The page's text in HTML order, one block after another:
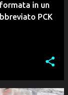
in un
PCK